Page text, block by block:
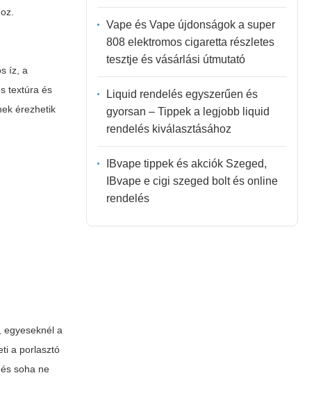
íz, a
textúra és
érezhetik
egyeseknél a
a porlasztó
soha ne
Vape és Vape újdonságok a super
808 elektromos cigaretta részletes
tesztje és vásárlási útmutató
Liquid rendelés egyszerűen és
gyorsan – Tippek a legjobb liquid
rendelés kiválasztásához
IBvape tippek és akciók Szeged,
IBvape e cigi szeged bolt és online
rendelés